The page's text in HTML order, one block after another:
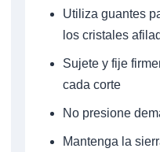
Utiliza guantes
los cristales
Sujete y fije
cada corte
No presione
Mantenga la